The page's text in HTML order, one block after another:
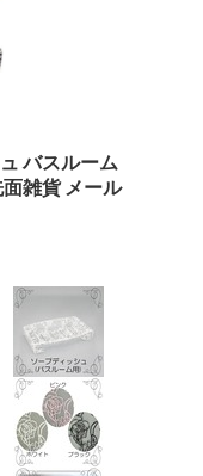
バスルーム
雑貨 メール